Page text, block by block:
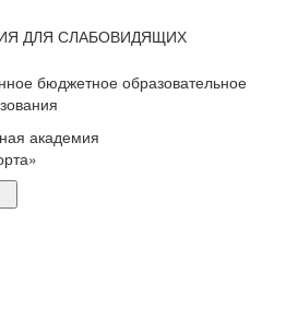
бюджетное образовательное
академия